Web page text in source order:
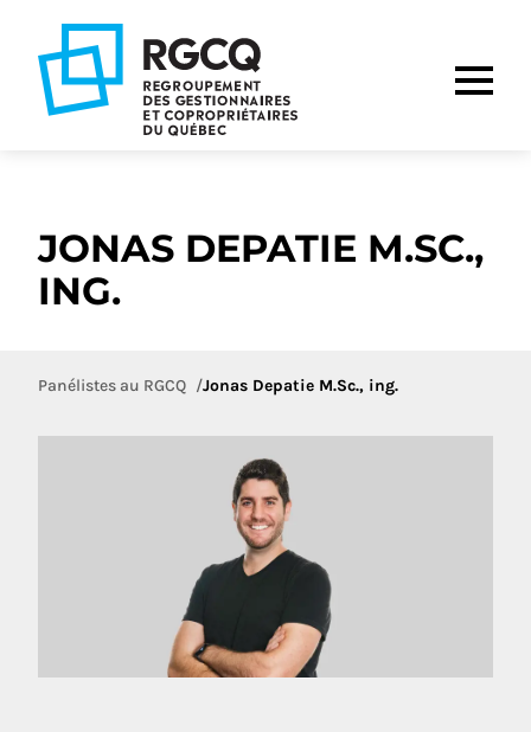
navigation
principale
contenu
JONAS DEPATIE M.SC.,
ING.
Panélistes au RGCQ Jonas Depatie M.Sc., ing.